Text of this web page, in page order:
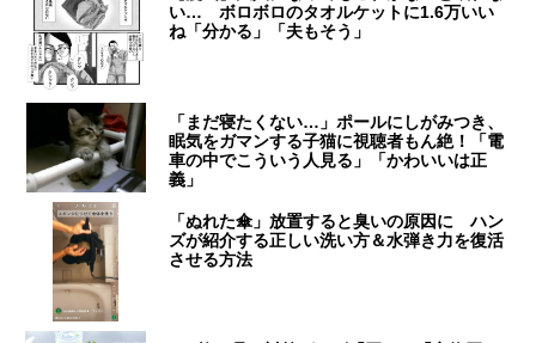
い… ボロボロのタオルケットに1.6万いい
ね「分かる」「夫もそう」
「まだ寝たくない…」ポールにしがみつき、
眠気をガマンする子猫に視聴者もん絶！「電
車の中でこういう人見る」「かわいいは正
義」
「ぬれた傘」放置すると臭いの原因に ハン
ズが紹介する正しい洗い方＆水弾き力を復活
させる方法